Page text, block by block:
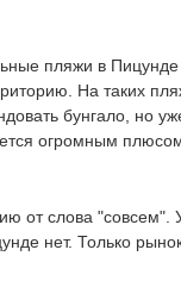
пляжи в
На таких
бунгало, но
огромным
от слова "совсем".
нет. Только